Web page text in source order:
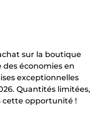
sur la boutique
économies en
exceptionnelles
Quantités limitées,
cette opportunité !